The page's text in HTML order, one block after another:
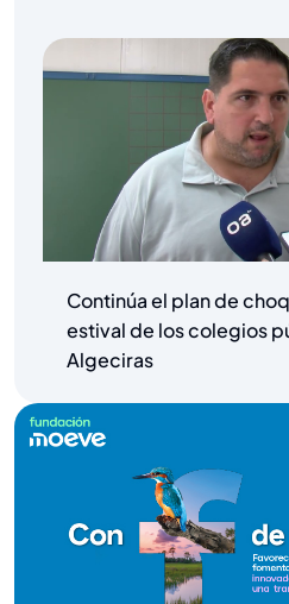
Continúa el plan de
estival de los colegios
Algeciras